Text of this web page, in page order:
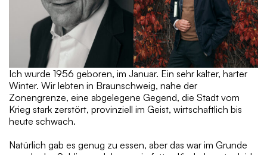
Ich wurde 1956 geboren, im Januar. Ein sehr kalter, harter
Winter. Wir lebten in Braunschweig, nahe der
Zonengrenze, eine abgelegene Gegend, die Stadt vom
Krieg stark zerstört, provinziell im Geist, wirtschaftlich bis
heute schwach.
Natürlich gab es genug zu essen, aber das war im Grunde